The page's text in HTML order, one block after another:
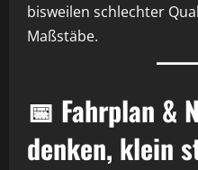
bisweilen schlechter
Maßstäbe.
📅 Fahrplan &
denken, klein